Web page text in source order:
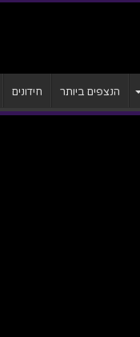
הנצפים ביותר חידונים